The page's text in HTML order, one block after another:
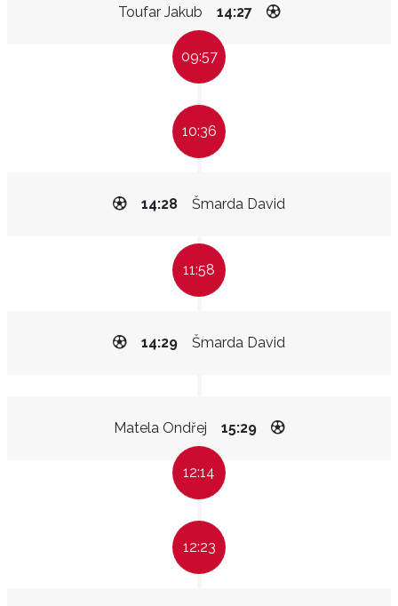
Toufar Jakub 14:27
09:57
10:36
Šmarda David
14:28
11:58
Šmarda David
14:29
Matela Ondřej 15:29
12:14
12:23